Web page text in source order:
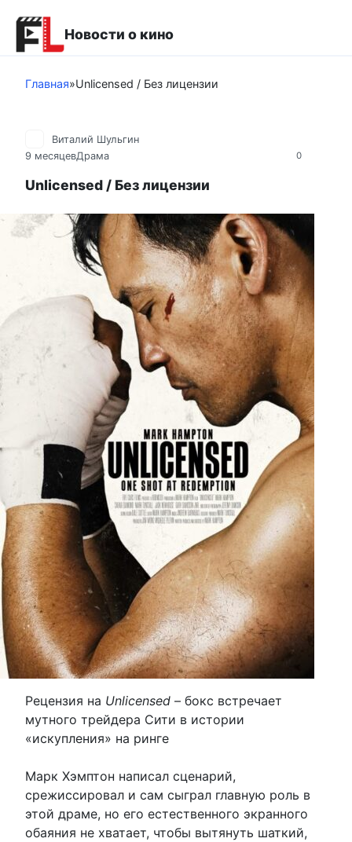
контенту
Новости о кино
Главная»Unlicensed / Без лицензии
0
Виталий Шульгин
9 месяцевДрама
Unlicensed / Без лицензии
Рецензия на Unlicensed – бокс встречает
мутного трейдера Сити в истории
«искупления» на ринге
Марк Хэмптон написал сценарий,
срежиссировал и сам сыграл главную роль в
этой драме, но его естественного экранного
обаяния не хватает, чтобы вытянуть шаткий,